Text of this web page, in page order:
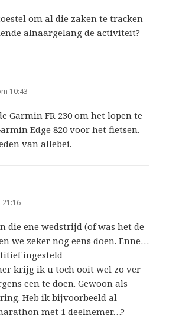
om al die zaken te tracken
alnaargelang de activiteit?
10:43
Garmin FR 230 om het lopen te
Edge 820 voor het fietsen.
van allebei.
21:16
die ene wedstrijd (of was het de
we zeker nog eens doen. Enne…
ingesteld
krijg ik u toch ooit wel zo ver
een te doen. Gewoon als
Heb ik bijvoorbeeld al
met 1 deelnemer…?